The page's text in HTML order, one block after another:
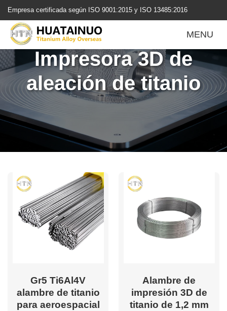
转
容
Empresa certificada según ISO 9001:2015 y ISO 13485:2016
MENU
Impresora 3D de
aleación de titanio
Gr5 Ti6Al4V
alambre de titanio
para aeroespacial
Alambre de
impresión 3D de
titanio de 1,2 mm